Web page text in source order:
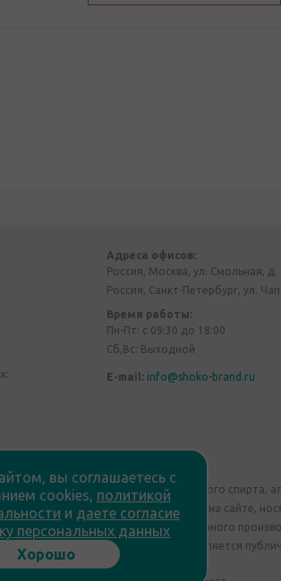
Адреса офисов:
Россия, Москва, ул. Смольная, д.
Россия, Санкт-Петербург, ул.
Время работы:
Пн-Пт: с 09:30 до 18:00
Сб,Вс: Выходной
E-mail: info@shoko-brand.ru
конфиденциальности
производства и оборота этилового спирта,
Все материалы, размещенные на сайте,
корпоративные подарки собственного
Информация на сайте не является
о продавце:
вы соглашаетесь с
cookies, политикой
и даете согласие
персональных данных
Хорошо